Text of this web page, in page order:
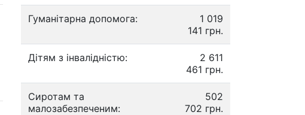
Гуманітарна допомога:
1 019
141 грн.
Дітям з інвалідністю:
2 611
461 грн.
Сиротам та
малозабезпеченим:
502
702 грн.